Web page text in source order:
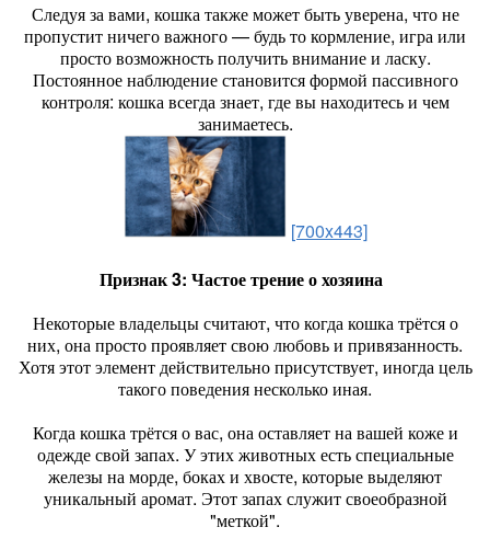
Следуя за вами, кошка также может быть уверена, что не
пропустит ничего важного — будь то кормление, игра или
просто возможность получить внимание и ласку.
Постоянное наблюдение становится формой пассивного
контроля: кошка всегда знает, где вы находитесь и чем
занимаетесь.
[700x443]
Признак 3: Частое трение о хозяина
Некоторые владельцы считают, что когда кошка трётся о
них, она просто проявляет свою любовь и привязанность.
Хотя этот элемент действительно присутствует, иногда цель
такого поведения несколько иная.
Когда кошка трётся о вас, она оставляет на вашей коже и
одежде свой запах. У этих животных есть специальные
железы на морде, боках и хвосте, которые выделяют
уникальный аромат. Этот запах служит своеобразной
"меткой".